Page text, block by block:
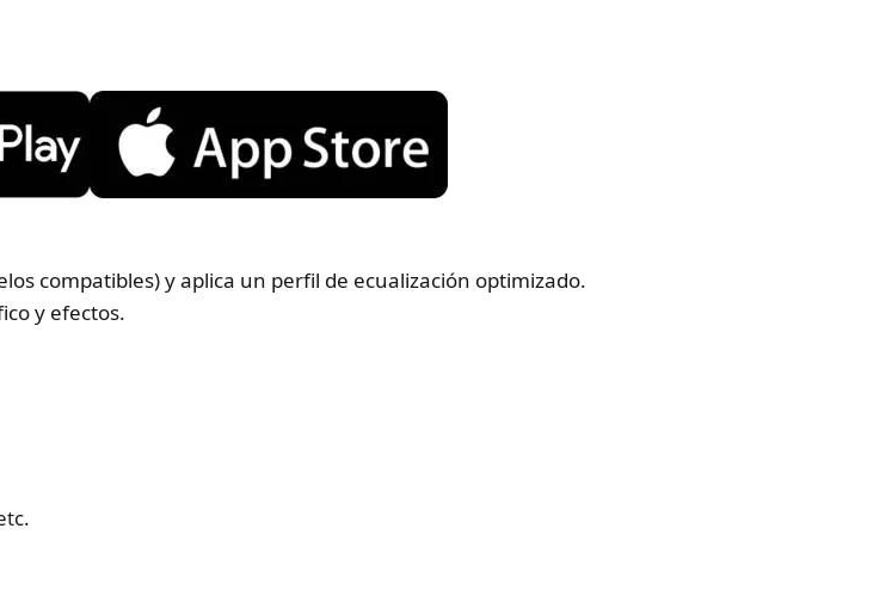
compatibles) y aplica un perfil de ecualización optimizado.
y efectos.